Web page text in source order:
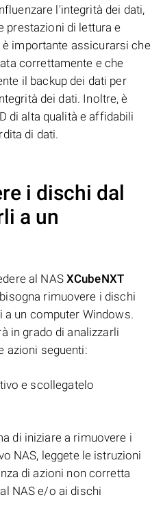
l'integrità dei dati,
prestazioni di lettura e
importante assicurarsi che
correttamente e che
il backup dei dati per
dei dati. Inoltre, è
di alta qualità e affidabili
di dati.
i dischi dal
a un
al NAS XCubeNXT
rimuovere i dischi
un computer Windows.
in grado di analizzarli
azioni seguenti:
e scollegatelo
di iniziare a rimuovere i
NAS, leggete le istruzioni
di azioni non corretta
NAS e/o ai dischi